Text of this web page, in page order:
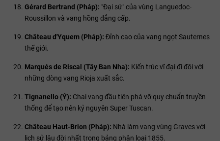
Gérard Bertrand (Pháp): "Đại sứ" của vùng Languedoc-
Roussillon và vang hồng đẳng cấp.
Château d'Yquem (Pháp): Đỉnh cao của vang ngọt Sauternes
thế giới.
Marqués de Riscal (Tây Ban Nha): Kiến trúc vĩ đại đi đôi với
những dòng vang Rioja xuất sắc.
Tignanello (Ý): Chai vang đầu tiên phá vỡ quy chuẩn truyền
thống để tạo nên kỷ nguyên Super Tuscan.
Château Haut-Brion (Pháp): Nhà làm vang vùng Graves với
lịch sử lâu đời nhất trong bảng phân loại 1855.